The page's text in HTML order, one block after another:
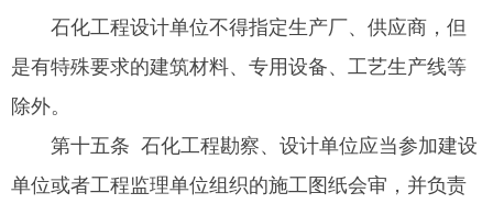
石化工程设计单位不得指定生产厂、供应商，但
是有特殊要求的建筑材料、专用设备、工艺生产线等
除外。
第十五条 石化工程勘察、设计单位应当参加建设
单位或者工程监理单位组织的施工图纸会审，并负责